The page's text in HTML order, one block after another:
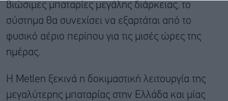
βιώσιμες μπαταρίες μεγάλης διάρκειας, το
σύστημα θα συνεχίσει να εξαρτάται από το
φυσικό αέριο περίπου για τις μισές ώρες της
ημέρας.
Η Metlen ξεκινά η δοκιμαστική λειτουργία της
μεγαλύτερης μπαταρίας στην Ελλάδα και μίας